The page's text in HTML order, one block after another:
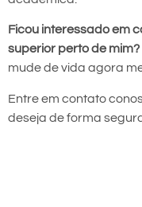
Ficou interessado em
superior perto de mim?
mude de vida agora
Entre em contato
deseja de forma